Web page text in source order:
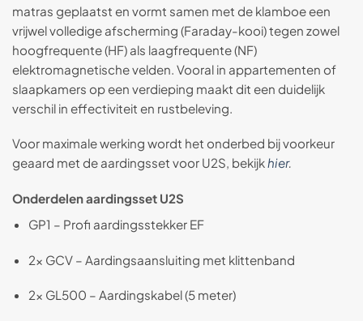
matras geplaatst en vormt samen met de klamboe een
vrijwel volledige afscherming (Faraday-kooi) tegen zowel
hoogfrequente (HF) als laagfrequente (NF)
elektromagnetische velden. Vooral in appartementen of
slaapkamers op een verdieping maakt dit een duidelijk
verschil in effectiviteit en rustbeleving.
Voor maximale werking wordt het onderbed bij voorkeur
geaard met de aardingsset voor U2S, bekijkhier.
Onderdelen aardingsset U2S
GP1 – Profi aardingsstekker EF
2× GCV – Aardingsaansluiting met klittenband
2× GL500 – Aardingskabel (5 meter)